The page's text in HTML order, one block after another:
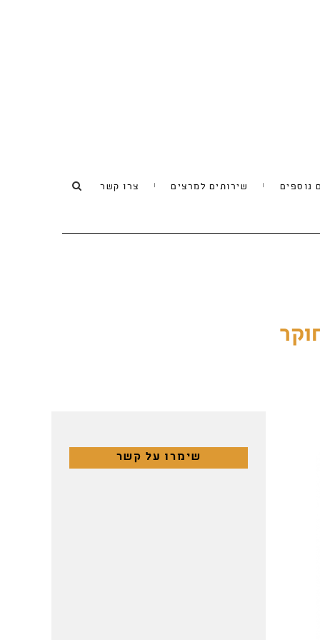
נוספים שירותים למרצים צרו קשר
שימרו על קשר